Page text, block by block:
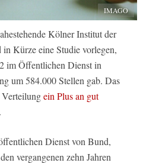
IMAGO
Kölner Institut der
Kürze eine Studie vorlegen,
im Öffentlichen Dienst in
um 584.000 Stellen gab. Das
ein Plus an gut
Dienst von Bund,
vergangenen zehn Jahren